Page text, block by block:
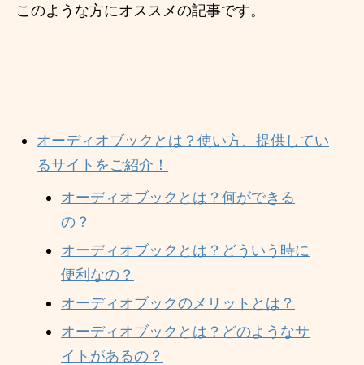
このような方にオススメの記事です。
オーディオブックとは？使い方、提供してい
るサイトをご紹介！
オーディオブックとは？何ができる
の？
オーディオブックとは？どういう時に
便利なの？
オーディオブックのメリットとは？
オーディオブックとは？どのようなサ
イトがあるの？